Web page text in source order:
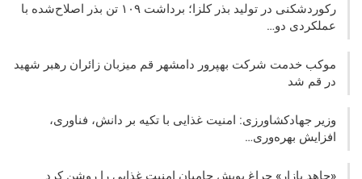
رکوردشکنی در تولید بذر کلزا؛ برداشت ۱۰۹ تن بذر اصلاح‌شده با
عملکردی دو…
موکب خدمت شرکت بهپرور دامشهر قم میزبان زائران رهبر شهید
در قم شد
وزیر جهادکشاورزی: امنیت غذایی با تکیه بر دانش، فناوری،
افزایش بهره‌وری…
«جاهد بازار» چراغ پویش حامیان امنیت غذایی را روشن کرد